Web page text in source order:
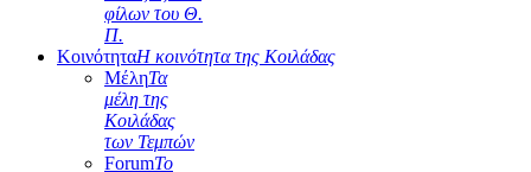
φίλων του Θ.
Π.
ΚοινότηταΗ κοινότητα της Κοιλάδας
ΜέληΤα
μέλη της
Κοιλάδας
των Τεμπών
ForumΤο